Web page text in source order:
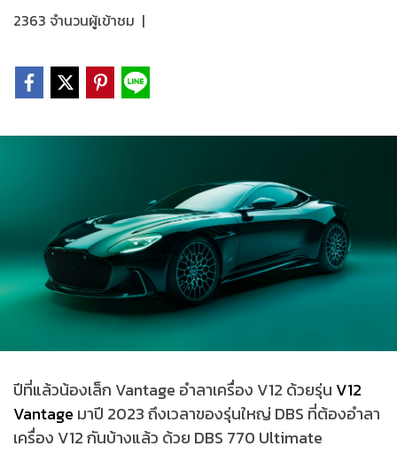
2363 จำนวนผู้เข้าชม |
ปีที่แล้วน้องเล็ก Vantage อำลาเครื่อง V12 ด้วยรุ่น V12
Vantage มาปี 2023 ถึงเวลาของรุ่นใหญ่ DBS ที่ต้องอำลา
เครื่อง V12 กันบ้างแล้ว ด้วย DBS 770 Ultimate